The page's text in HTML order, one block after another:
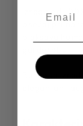
Izrada od
osećaj pri
Barbosa